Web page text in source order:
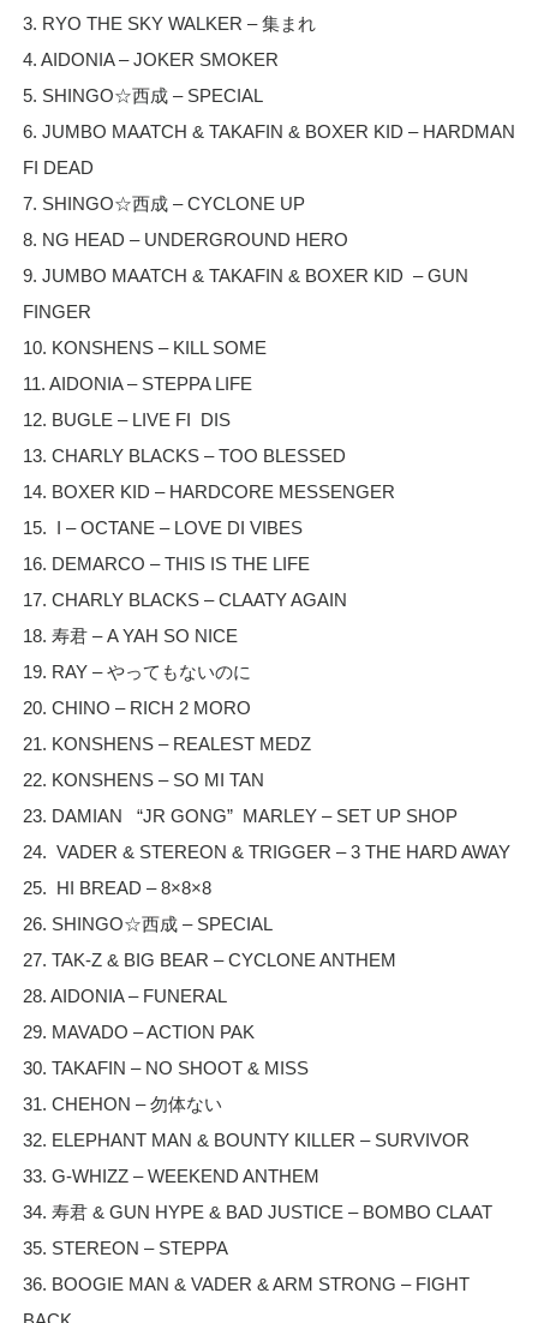
3. RYO THE SKY WALKER – 集まれ
4. AIDONIA – JOKER SMOKER
5. SHINGO☆西成 – SPECIAL
6. JUMBO MAATCH & TAKAFIN & BOXER KID – HARDMAN
FI DEAD
7. SHINGO☆西成 – CYCLONE UP
8. NG HEAD – UNDERGROUND HERO
9. JUMBO MAATCH & TAKAFIN & BOXER KID – GUN
FINGER
10. KONSHENS – KILL SOME
11. AIDONIA – STEPPA LIFE
12. BUGLE – LIVE FI DIS
13. CHARLY BLACKS – TOO BLESSED
14. BOXER KID – HARDCORE MESSENGER
15. I – OCTANE – LOVE DI VIBES
16. DEMARCO – THIS IS THE LIFE
17. CHARLY BLACKS – CLAATY AGAIN
18. 寿君 – A YAH SO NICE
19. RAY – やってもないのに
20. CHINO – RICH 2 MORO
21. KONSHENS – REALEST MEDZ
22. KONSHENS – SO MI TAN
23. DAMIAN “JR GONG” MARLEY – SET UP SHOP
24. VADER & STEREON & TRIGGER – 3 THE HARD AWAY
25. HI BREAD – 8×8×8
26. SHINGO☆西成 – SPECIAL
27. TAK-Z & BIG BEAR – CYCLONE ANTHEM
28. AIDONIA – FUNERAL
29. MAVADO – ACTION PAK
30. TAKAFIN – NO SHOOT & MISS
31. CHEHON – 勿体ない
32. ELEPHANT MAN & BOUNTY KILLER – SURVIVOR
33. G-WHIZZ – WEEKEND ANTHEM
34. 寿君 & GUN HYPE & BAD JUSTICE – BOMBO CLAAT
35. STEREON – STEPPA
36. BOOGIE MAN & VADER & ARM STRONG – FIGHT